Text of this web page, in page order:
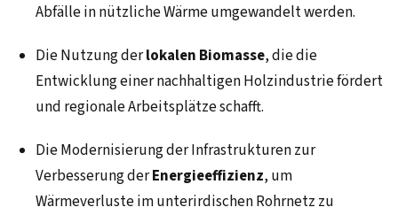
Abfälle in nützliche Wärme umgewandelt werden.
Die Nutzung derlokalen Biomasse, die die
Entwicklung einer nachhaltigen Holzindustrie fördert
und regionale Arbeitsplätze schafft.
Die Modernisierung der Infrastrukturen zur
Verbesserung derEnergieeffizienz, um
Wärmeverluste im unterirdischen Rohrnetz zu